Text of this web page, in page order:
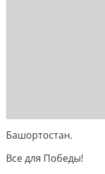
Башортостан.
Все для Победы!